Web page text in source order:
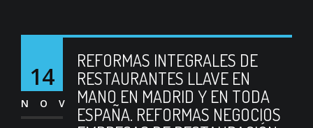
14
NOV
REFORMAS INTEGRALES DE
RESTAURANTES LLAVE EN
MANO EN MADRID Y EN TODA
ESPAÑA. REFORMAS NEGOCIOS